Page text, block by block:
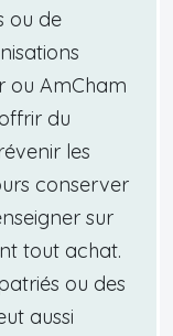
ou de
ou AmCham
du
les
conserver
sur
tout achat.
ou des
aussi